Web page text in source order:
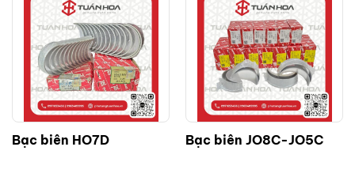
Bạc biên HO7D Bạc biên JO8C-JO5C